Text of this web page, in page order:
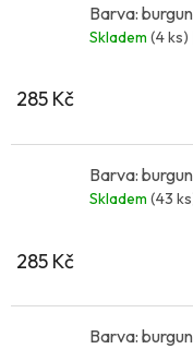
Barva:
Skladem (4 ks)
285 Kč
Barva:
Skladem (43
285 Kč
Barva: